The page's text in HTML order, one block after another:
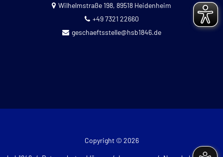
Wilhelmstraße 198, 89518 Heidenheim
+49 7321 22660
geschaeftsstelle@hsb1846.de
Copyright © 2026